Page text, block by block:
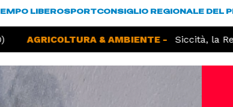
LIBEROSPORTCONSIGLIO REGIONALE DEL
AGRICOLTURA & AMBIENTE - Siccità, la